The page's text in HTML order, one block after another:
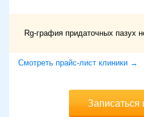
Rg-графия придаточных пазух
Смотреть прайс-лист клиники →
Записаться